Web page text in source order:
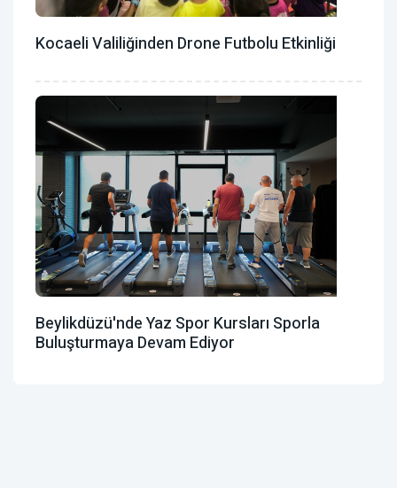
Kocaeli Valiliğinden Drone Futbolu Etkinliği
Beylikdüzü'nde Yaz Spor Kursları Sporla
Buluşturmaya Devam Ediyor